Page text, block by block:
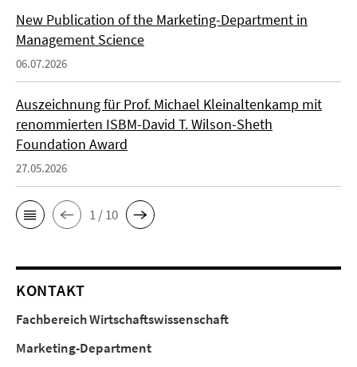
New Publication of the Marketing-Department in
Management Science
06.07.2026
Auszeichnung für Prof. Michael Kleinaltenkamp mit
renommierten ISBM-David T. Wilson-Sheth
Foundation Award
27.05.2026
1 / 10
KONTAKT
Fachbereich Wirtschaftswissenschaft
Marketing-Department